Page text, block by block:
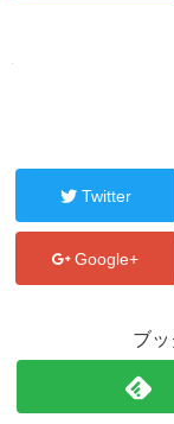
Twitter
Google+
ブ